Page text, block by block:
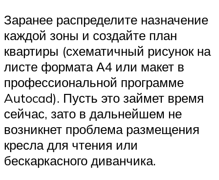
Заранее распределите назначение
каждой зоны и создайте план
квартиры (схематичный рисунок на
листе формата А4 или макет в
профессиональной программе
Autocad). Пусть это займет время
сейчас, зато в дальнейшем не
возникнет проблема размещения
кресла для чтения или
бескаркасного диванчика.